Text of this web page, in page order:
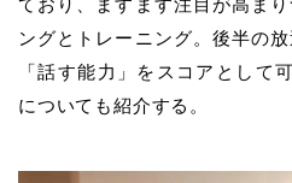
ており、ますます注目が高ま
ングとトレーニング。後半の
「話す能力」をスコアとして
についても紹介する。